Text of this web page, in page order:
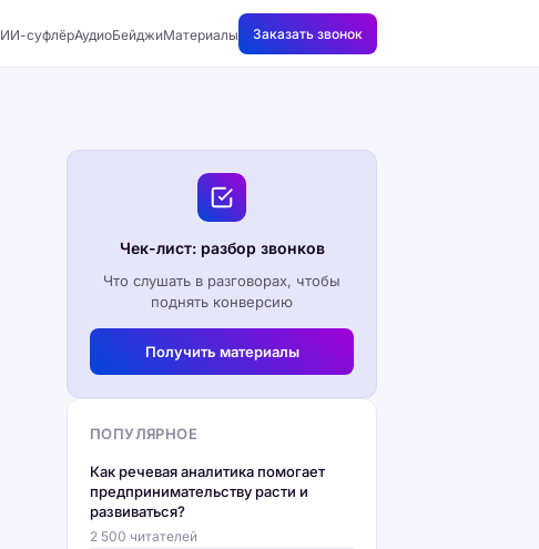
ИИ-суфлёрАудиоБейджиМатериалы Заказать звонок
Чек-лист: разбор звонков
Что слушать в разговорах, чтобы
поднять конверсию
Получить материалы
ПОПУЛЯРНОЕ
Как речевая аналитика помогает
предпринимательству расти и
развиваться?
2 500 читателей